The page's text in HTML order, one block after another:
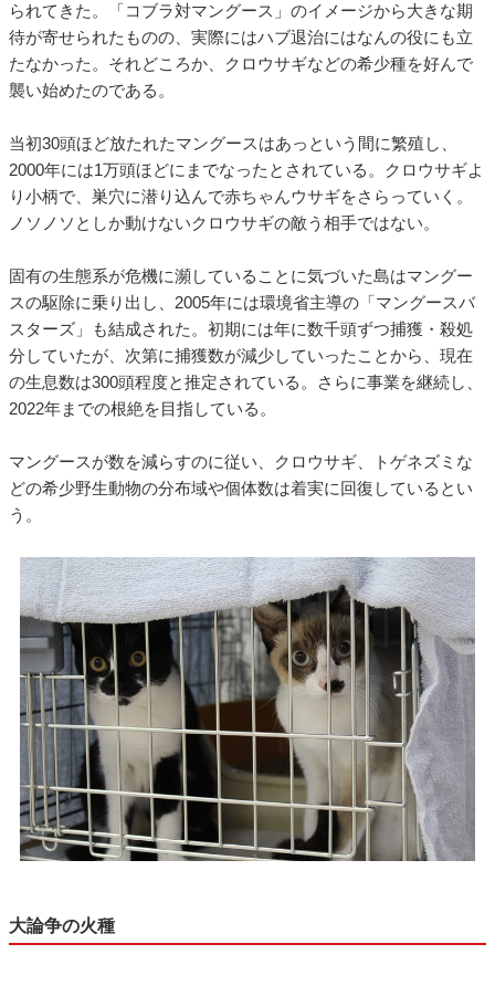
られてきた。「コブラ対マングース」のイメージから大きな期
待が寄せられたものの、実際にはハブ退治にはなんの役にも立
たなかった。それどころか、クロウサギなどの希少種を好んで
襲い始めたのである。
当初30頭ほど放たれたマングースはあっという間に繁殖し、
2000年には1万頭ほどにまでなったとされている。クロウサギよ
り小柄で、巣穴に潜り込んで赤ちゃんウサギをさらっていく。
ノソノソとしか動けないクロウサギの敵う相手ではない。
固有の生態系が危機に瀕していることに気づいた島はマングー
スの駆除に乗り出し、2005年には環境省主導の「マングースバ
スターズ」も結成された。初期には年に数千頭ずつ捕獲・殺処
分していたが、次第に捕獲数が減少していったことから、現在
の生息数は300頭程度と推定されている。さらに事業を継続し、
2022年までの根絶を目指している。
マングースが数を減らすのに従い、クロウサギ、トゲネズミな
どの希少野生動物の分布域や個体数は着実に回復しているとい
う。
大論争の火種